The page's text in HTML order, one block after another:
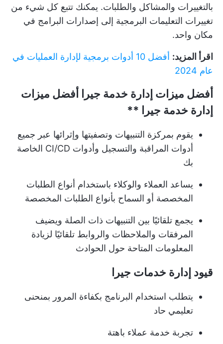
بالتغييرات والمشاكل والطلبات. يمكنك تتبع كل شيء من
تغييرات التعليمات البرمجية إلى إصدارات البرامج في
مكان واحد.
اقرأ المزيد:
أفضل 10 أدوات برمجية لإدارة العمليات في
عام 2024
أفضل ميزات إدارة خدمة جيرا أفضل ميزات
إدارة خدمة جيرا **
يقوم بمركزة التنبيهات وتصفيتها وإثرائها عبر جميع
أدوات المراقبة والتسجيل وأدوات CI/CD الخاصة
بك
يساعد العملاء والوكلاء باستخدام أنواع الطلبات
المخصصة أو السماح بأنواع الطلبات المخصصة
يجمع تلقائيًا بين التنبيهات ذات الصلة ويضيف
المرفقات والملاحظات والروابط تلقائيًا لزيادة
المعلومات المتاحة حول الحوادث
قيود إدارة خدمات جيرا
يتطلب استخدام البرنامج بكفاءة المرور بمنحنى
تعليمي حاد
تجربة خدمة عملاء باهتة